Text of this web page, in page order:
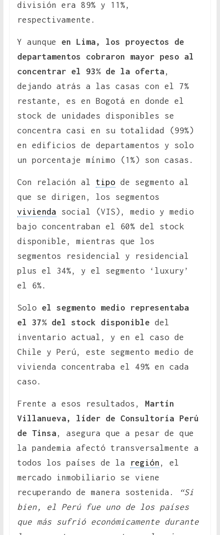
división era 89% y 11%,
respectivamente.
Y aunque en Lima, los proyectos de
departamentos cobraron mayor peso al
concentrar el 93% de la oferta ,
dejando atrás a las casas con el 7%
restante, es en Bogotá en donde el
stock de unidades disponibles se
concentra casi en su totalidad (99%)
en edificios de departamentos y solo
un porcentaje mínimo (1%) son casas.
Con relación al tipode segmento al
que se dirigen, los segmentos
vivienda social (VIS), medio y medio
bajo concentraban el 60% del stock
disponible, mientras que los
segmentos residencial y residencial
plus el 34%, y el segmento ‘luxury’
el 6%.
Solo el segmento medio representaba
el 37% del stock disponible del
inventario actual, y en el caso de
Chile y Perú, este segmento medio de
vivienda concentraba el 49% en cada
caso.
Frente a esos resultados, Martín
Villanueva, líder de Consultoría Perú
de Tinsa , asegura que a pesar de que
la pandemia afectó transversalmente a
todos los países de la
región , el
mercado inmobiliario se viene
recuperando de manera sostenida.
“Si
bien, el Perú fue uno de los países
que más sufrió económicamente durante